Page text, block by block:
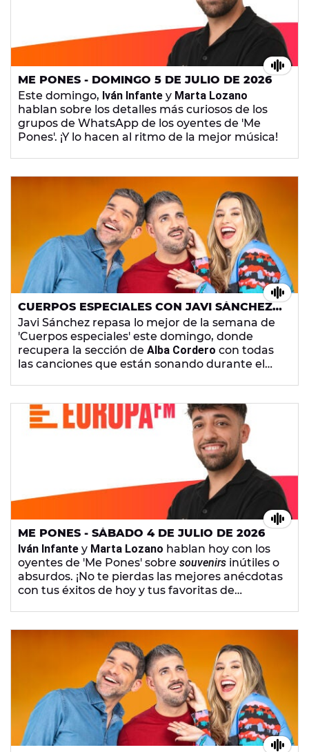
ME PONES - DOMINGO 5 DE JULIO DE 2026
Este domingo, Iván Infante y Marta Lozano
hablan sobre los detalles más curiosos de los
grupos de WhatsApp de los oyentes de 'Me
Pones'. ¡Y lo hacen al ritmo de la mejor música!
CUERPOS ESPECIALES CON JAVI SÁNCHEZ -
DOMINGO 5 DE JULIO DE 2026
Javi Sánchez repasa lo mejor de la semana de
'Cuerpos especiales' este domingo, donde
recupera la sección de Alba Cordero con todas
las canciones que están sonando durante el
explicación deCarmen Romerode cómo surgió
la idea de crear las rebajas y la entrevista a
Lamine ThioryLalachus por la serie 'Olivia'.
ME PONES - SÁBADO 4 DE JULIO DE 2026
Iván Infante y Marta Lozano hablan hoy con los
oyentes de 'Me Pones' sobre souvenirs inútiles o
absurdos. ¡No te pierdas las mejores anécdotas
con tus éxitos de hoy y tus favoritas de